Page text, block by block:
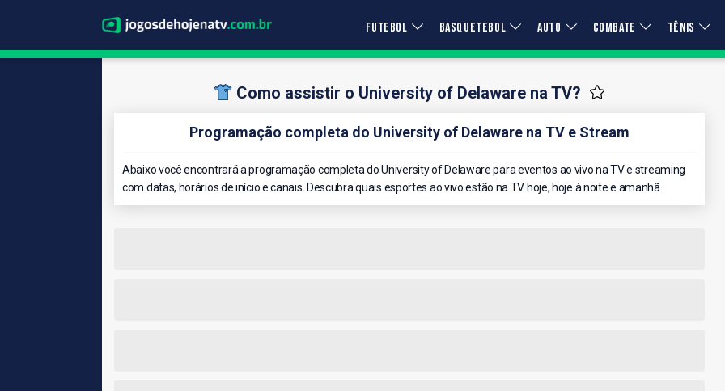
FUTEBOL BASQUETEBOL AUTO COMBATE TÊNIS
Como assistir o University of Delaware na TV?
Programação completa do University of Delaware na TV e Stream
Abaixo você encontrará a programação completa do University of Delaware para eventos ao vivo na TV e streaming
com datas, horários de início e canais. Descubra quais esportes ao vivo estão na TV hoje, hoje à noite e amanhã.